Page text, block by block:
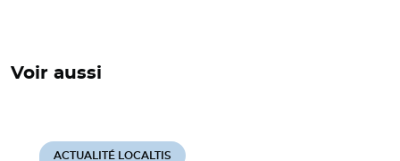
Voir aussi
ACTUALITÉ LOCALTIS